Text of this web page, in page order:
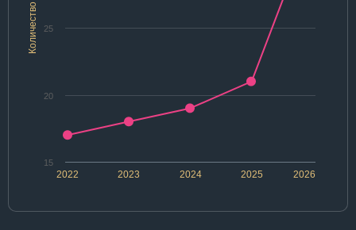
Количество
2022 2024 2026
2023 2025
15
20
25